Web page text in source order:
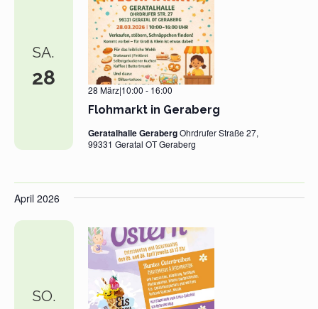
SA.
28
Flohmarkt in Geraberg
28 März|10:00 - 16:00
Geratalhalle GerabergOhrdrufer Straße 27,
99331 Geratal OT Geraberg
April 2026
SO.